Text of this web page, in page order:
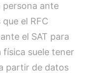
persona ante
el RFC
el SAT para
física suele tener
partir de datos